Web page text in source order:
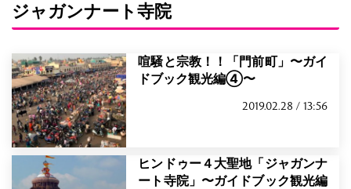
ジャガンナート寺院
喧騒と宗教！！「門前町」〜ガイ
ドブック観光編④〜
2019.02.28 / 13:56
ヒンドゥー４大聖地「ジャガンナ
ート寺院」〜ガイドブック観光編